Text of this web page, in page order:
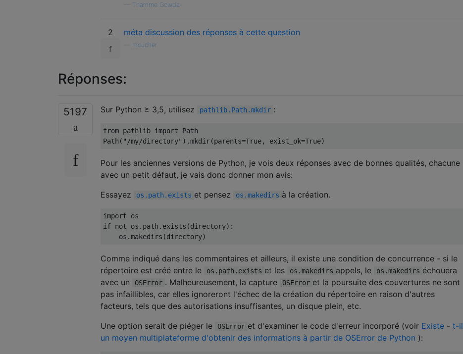
Thamme Gowda
2 méta discussion des réponses à cette question
moucher
Réponses:
5197 Sur Python ≥ 3,5, utilisez pathlib.Path.mkdir :
from pathlib import
Path
Path ( "/my/directory" ).mkdir(parents=True, exist_ok=True)
Pour les anciennes versions de Python, je vois deux réponses avec de bonnes qualités, chacune
avec un petit défaut, je vais donc donner mon avis:
Essayez
os.path.exists et pensez os.makedirs à la création.
import
if not os . path . exists (directory):
    os
.makedirs (directory)
Comme indiqué dans les commentaires et ailleurs, il existe une condition de concurrence - si le
répertoire est créé entre le
os.path.exists et les os.makedirs appels, le os.makedirs échouera
avec un
OSError . Malheureusement, la capture OSError et la poursuite des couvertures ne sont
pas infaillibles, car elles ignoreront l'échec de la création du répertoire en raison d'autres
facteurs, tels que des autorisations insuffisantes, un disque plein, etc.
Une option serait de piéger le
OSError et d'examiner le code d'erreur incorporé (voir Existe - t-il
un moyen multiplateforme d'obtenir des informations à partir de OSError de Python ):